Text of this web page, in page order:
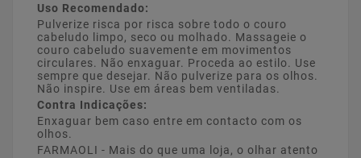
Uso Recomendado:
Pulverize risca por risca sobre todo o couro
cabeludo limpo, seco ou molhado. Massageie o
couro cabeludo suavemente em movimentos
circulares. Não enxaguar. Proceda ao estilo. Use
sempre que desejar. Não pulverize para os olhos.
Não inspire. Use em áreas bem ventiladas.
Contra Indicações:
Enxaguar bem caso entre em contacto com os
olhos.
FARMAOLI - Mais do que uma loja, o olhar atento